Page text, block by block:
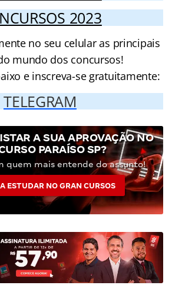
2023
no seu celular as principais
mundo dos concursos!
e inscreva-se gratuitamente:
TELEGRAM
A SUA APROVAÇÃO NO
PARAÍSO SP?
quem mais entende do assunto!
ESTUDAR NO GRAN CURSOS